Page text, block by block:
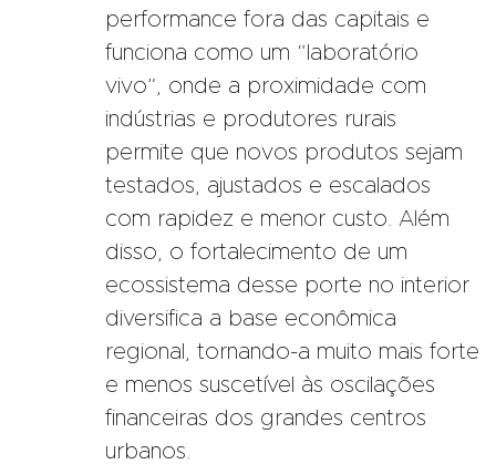
performance fora das capitais e
funciona como um “laboratório
vivo”, onde a proximidade com
indústrias e produtores rurais
permite que novos produtos sejam
testados, ajustados e escalados
com rapidez e menor custo. Além
disso, o fortalecimento de um
ecossistema desse porte no interior
diversifica a base econômica
regional, tornando-a muito mais forte
e menos suscetível às oscilações
financeiras dos grandes centros
urbanos.